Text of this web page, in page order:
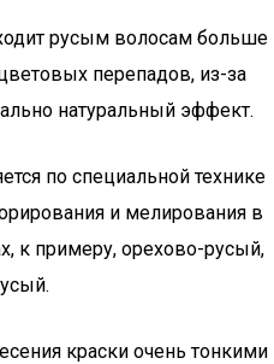
русым волосам больше
перепадов, из-за
натуральный эффект.
по специальной технике
и мелирования в
к примеру, орехово-русый,
краски очень тонкими